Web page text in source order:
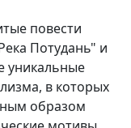
повести
Потудань" и
уникальные
в которых
образом